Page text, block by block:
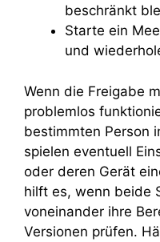
beschränkt
Starte ein
und
Wenn die Freigabe
problemlos
bestimmten Person
spielen eventuell
oder deren Gerät
hilft es, wenn beide
voneinander ihre
Versionen prüfen.